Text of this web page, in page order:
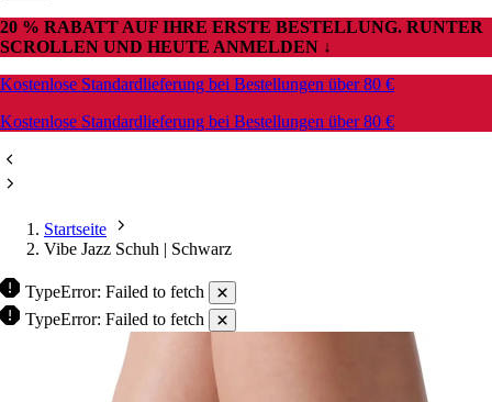
20 % RABATT AUF IHRE ERSTE BESTELLUNG. RUNTER
SCROLLEN UND HEUTE ANMELDEN ↓
Kostenlose Standardlieferung bei Bestellungen über 80 €
Kostenlose Standardlieferung bei Bestellungen über 80 €
Startseite
Vibe Jazz Schuh | Schwarz
TypeError: Failed to fetch
TypeError: Failed to fetch